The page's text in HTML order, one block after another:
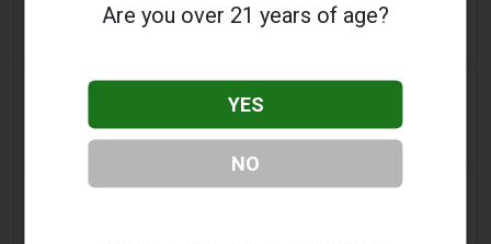
Vape Station 在阿联酋全境提供 Lost Mary 15,000 口
2 days ago
2FIRSTS | FDA 授权了另外四种尼古丁袋，审查试点已
扩展至初始决定之外
Juno News 3 days ago
Are you over 21 years of age?
YES
NO